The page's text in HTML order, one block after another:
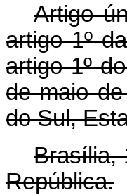
Artigo
artigo 1º
artigo 1º
de maio
do Sul,
Brasília,
República.